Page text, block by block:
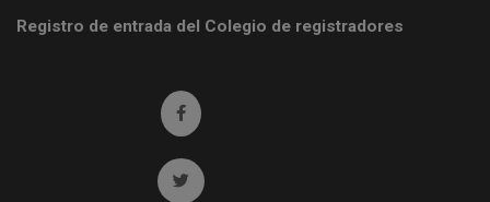
Registro de entrada del Colegio de registradores
Ir a facebook (abre en ventana nueva)
Ir a twitter (abre en ventana nueva)